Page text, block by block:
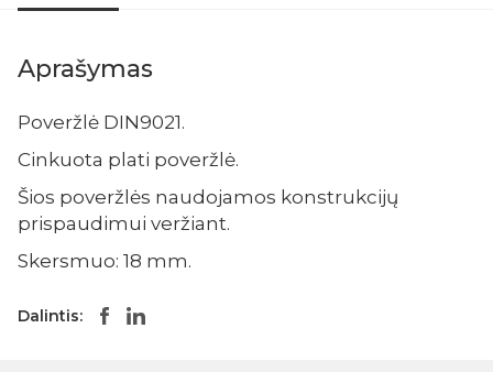
Aprašymas
Poveržlė DIN9021.
Cinkuota plati poveržlė.
Šios poveržlės naudojamos konstrukcijų
prispaudimui veržiant.
Skersmuo: 18 mm.
Dalintis: